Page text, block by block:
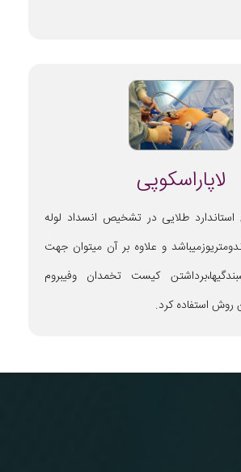
لاپاراسکوپی
استاندارد طلایی در تشخیص انسداد لوله
و علاوه بر آن میتوان جهت
کیست تخمدان وفیبروم
روش استفاده کرد.